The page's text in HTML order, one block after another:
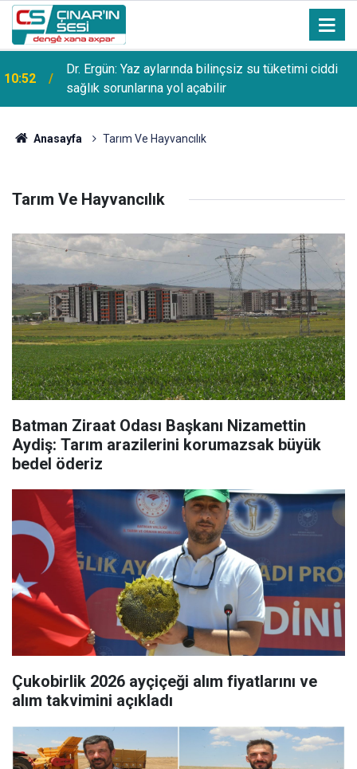
10:52
Dr. Ergün: Yaz aylarında bilinçsiz su tüketimi ciddi
sağlık sorunlarına yol açabilir
Anasayfa Tarım Ve Hayvancılık
Tarım Ve Hayvancılık
Batman Ziraat Odası Başkanı Nizamettin
Aydiş: Tarım arazilerini korumazsak büyük
bedel öderiz
Çukobirlik 2026 ayçiçeği alım fiyatlarını ve
alım takvimini açıkladı